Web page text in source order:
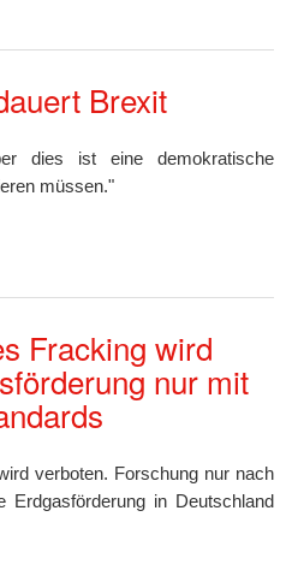
Brexit
dies ist eine demokratische
müssen."
Fracking wird
nur mit
verboten. Forschung nur nach
Erdgasförderung in Deutschland